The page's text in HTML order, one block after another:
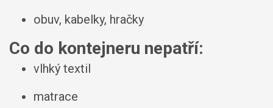
obuv, kabelky, hračky
Co do kontejneru nepatří:
vlhký textil
matrace